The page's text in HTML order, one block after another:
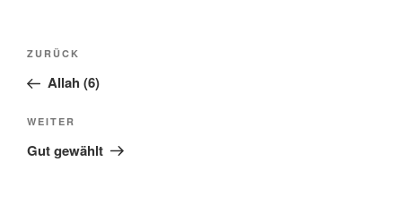
Beitragsnavigation
Vorheriger
Beitrag
ZURÜCK
Allah (6)
Nächster
Beitrag
WEITER
Gut gewählt